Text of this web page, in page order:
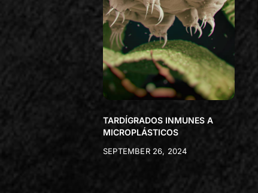
TARDÍGRADOS INMUNES A
MICROPLÁSTICOS
SEPTEMBER 26, 2024